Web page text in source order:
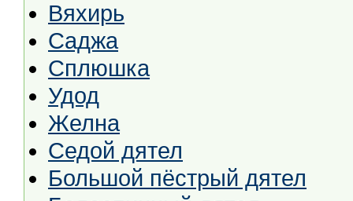
Вяхирь
Саджа
Сплюшка
Удод
Желна
Седой дятел
Большой пёстрый дятел